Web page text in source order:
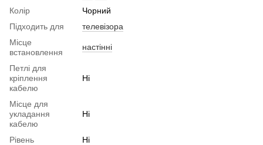
Колір
Чорний
Підходить для
телевізора
Місце
встановлення
настінні
Петлі для
кріплення
кабелю
Ні
Місце для
укладання
кабелю
Ні
Рівень
Ні